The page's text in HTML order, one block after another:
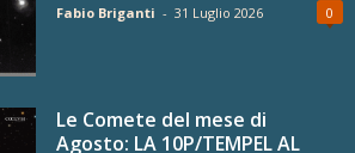
Fabio Briganti - 31 Luglio 2026 0
Le Comete del mese di
Agosto: LA 10P/TEMPEL AL